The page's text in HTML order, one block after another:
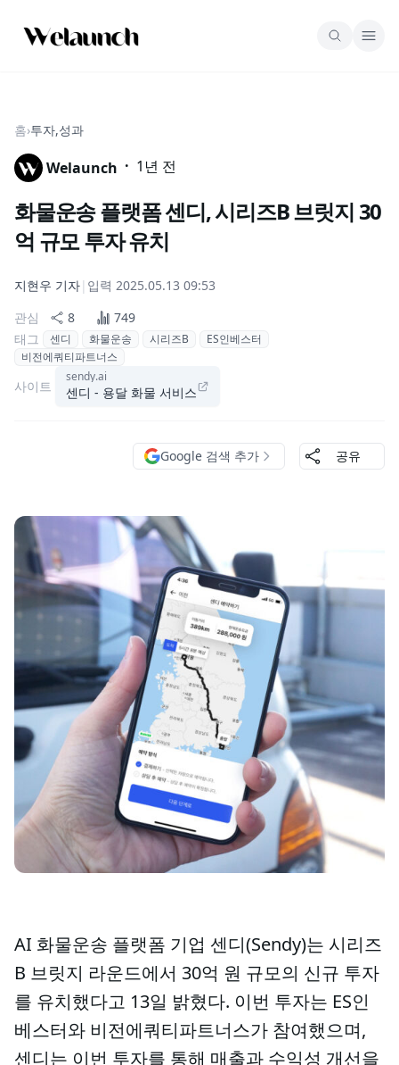
홈›투자,성과
Welaunch · 1년 전
화물운송 플랫폼 센디, 시리즈B 브릿지 30
억 규모 투자 유치
지현우 기자| 입력 2025.05.13 09:53
관심
8
749
태그
센디 화물운송 시리즈B
ES인베스터
비전에쿼티파트너스
사이트
sendy.ai
센디 - 용달 화물 서비스
Google 검색 추가 공유
AI 화물운송 플랫폼 기업 센디(Sendy)는 시리즈
B 브릿지 라운드에서 30억 원 규모의 신규 투자
를 유치했다고 13일 밝혔다. 이번 투자는 ES인
베스터와 비전에쿼티파트너스가 참여했으며,
센디는 이번 투자를 통해 매출과 수익성 개선을